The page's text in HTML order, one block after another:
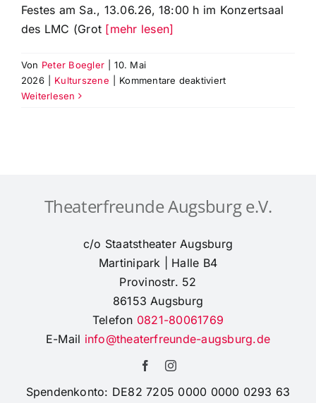
Festes am Sa., 13.06.26, 18:00 h im Konzertsaal
des LMC (Grot [mehr lesen]
Von Peter Boegler
10. Mai
2026
Kulturszene Kommentare deaktiviertfür
Sa.,11.6.26,
18
im
Weiterlesen
Theaterfreunde Augsburg e.V.
c/o Staatstheater Augsburg
Martinipark | Halle B4
Provinostr. 52
86153 Augsburg
Telefon 0821-80061769
E-Mail info@theaterfreunde-augsburg.de
Spendenkonto: DE82 7205 0000 0000 0293 63